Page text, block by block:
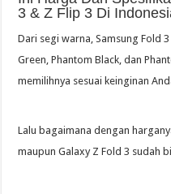
3 & Z Flip 3 Di
Dari segi warna, Samsung Fold
Green, Phantom Black, dan
memilihnya sesuai keinginan
Lalu bagaimana dengan
maupun Galaxy Z Fold 3 sudah